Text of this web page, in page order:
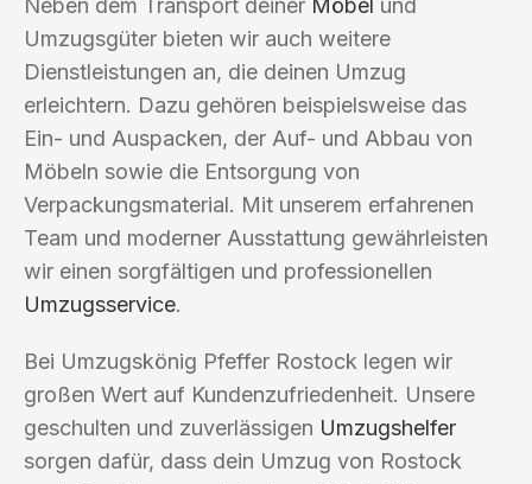
Neben dem Transport deiner Möbel und
Umzugsgüter bieten wir auch weitere
Dienstleistungen an, die deinen Umzug
erleichtern. Dazu gehören beispielsweise das
Ein- und Auspacken, der Auf- und Abbau von
Möbeln sowie die Entsorgung von
Verpackungsmaterial. Mit unserem erfahrenen
Team und moderner Ausstattung gewährleisten
wir einen sorgfältigen und professionellen
Umzugsservice.
Bei Umzugskönig Pfeffer Rostock legen wir
großen Wert auf Kundenzufriedenheit. Unsere
geschulten und zuverlässigen Umzugshelfer
sorgen dafür, dass dein Umzug von Rostock